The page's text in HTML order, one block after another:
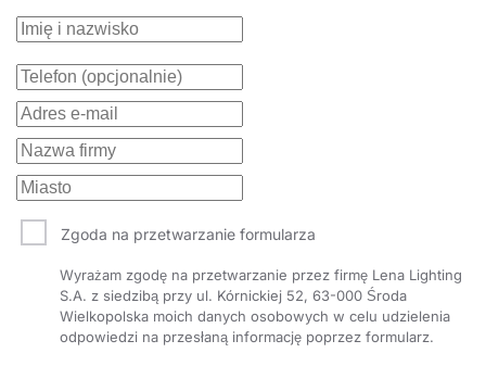
Zgoda na przetwarzanie formularza
Wyrażam zgodę na przetwarzanie przez firmę Lena Lighting
S.A. z siedzibą przy ul. Kórnickiej 52, 63-000 Środa
Wielkopolska moich danych osobowych w celu udzielenia
odpowiedzi na przesłaną informację poprzez formularz.